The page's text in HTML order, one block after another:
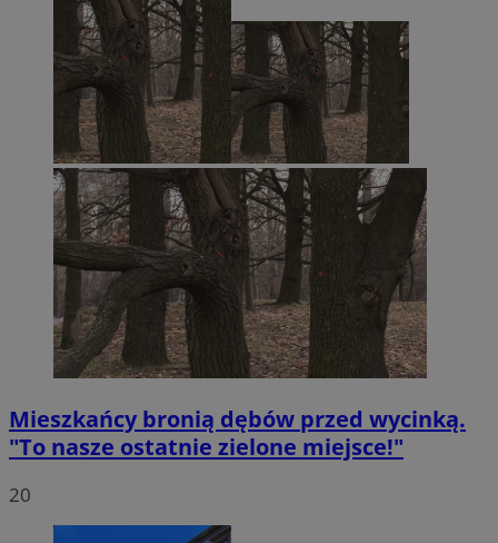
Mieszkańcy bronią dębów przed wycinką.
"To nasze ostatnie zielone miejsce!"
20